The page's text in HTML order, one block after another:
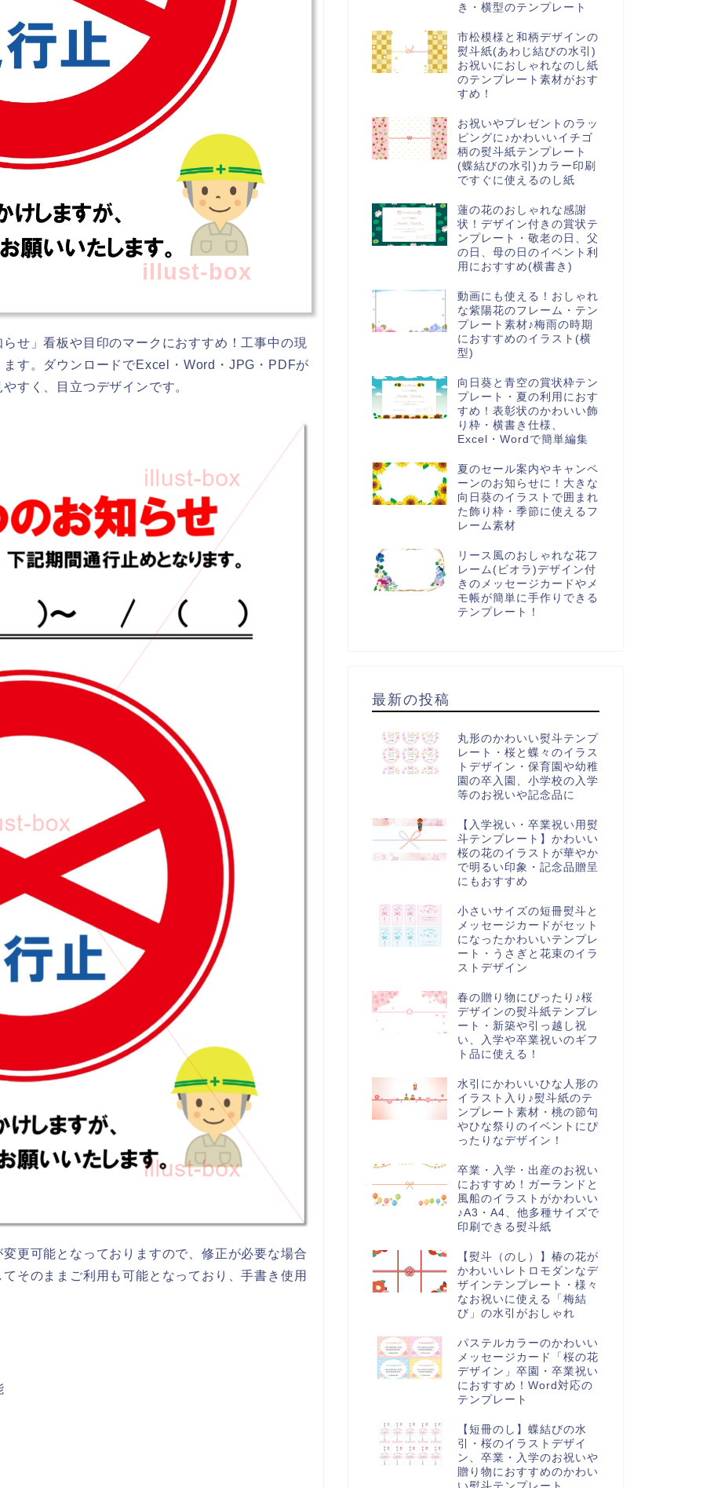
illust-box
せ」看板や目印のマークにおすすめ！工事中の現
す。ダウンロードでExcel・Word・JPG・PDFが
すく、目立つデザインです。
更可能となっておりますので、修正が必要な場合
そのままご利用も可能となっており、手書き使用
き・横型のテンプレート
市松模様と和柄デザインの
熨斗紙(あわじ結びの水引)
お祝いにおしゃれなのし紙
のテンプレート素材がおす
すめ！
お祝いやプレゼントのラッ
ピングに♪かわいいイチゴ
柄の熨斗紙テンプレート
(蝶結びの水引)カラー印刷
ですぐに使えるのし紙
蓮の花のおしゃれな感謝
状！デザイン付きの賞状テ
ンプレート・敬老の日、父
の日、母の日のイベント利
用におすすめ(横書き)
動画にも使える！おしゃれ
な紫陽花のフレーム・テン
プレート素材♪梅雨の時期
におすすめのイラスト(横
型)
向日葵と青空の賞状枠テン
プレート・夏の利用におす
すめ！表彰状のかわいい飾
り枠・横書き仕様、
Excel・Wordで簡単編集
夏のセール案内やキャンペ
ーンのお知らせに！大きな
向日葵のイラストで囲まれ
た飾り枠・季節に使えるフ
レーム素材
リース風のおしゃれな花フ
レーム(ビオラ)デザイン付
きのメッセージカードやメ
モ帳が簡単に手作りできる
テンプレート！
最新の投稿
丸形のかわいい熨斗テンプ
レート・桜と蝶々のイラス
トデザイン・保育園や幼稚
園の卒入園、小学校の入学
等のお祝いや記念品に
【入学祝い・卒業祝い用熨
斗テンプレート】かわいい
桜の花のイラストが華やか
で明るい印象・記念品贈呈
にもおすすめ
小さいサイズの短冊熨斗と
メッセージカードがセット
になったかわいいテンプレ
ート・うさぎと花束のイラ
ストデザイン
春の贈り物にぴったり♪桜
デザインの熨斗紙テンプレ
ート・新築や引っ越し祝
い、入学や卒業祝いのギフ
ト品に使える！
水引にかわいいひな人形の
イラスト入り♪熨斗紙のテ
ンプレート素材・桃の節句
やひな祭りのイベントにぴ
ったりなデザイン！
卒業・入学・出産のお祝い
におすすめ！ガーランドと
風船のイラストがかわいい
♪A3・A4、他多種サイズで
印刷できる熨斗紙
【熨斗（のし）】椿の花が
かわいいレトロモダンなデ
ザインテンプレート・様々
なお祝いに使える「梅結
び」の水引がおしゃれ
パステルカラーのかわいい
メッセージカード「桜の花
デザイン」卒園・卒業祝い
におすすめ！Word対応の
テンプレート
【短冊のし】蝶結びの水
引・桜のイラストデザイ
ン、卒業・入学のお祝いや
贈り物におすすめのかわい